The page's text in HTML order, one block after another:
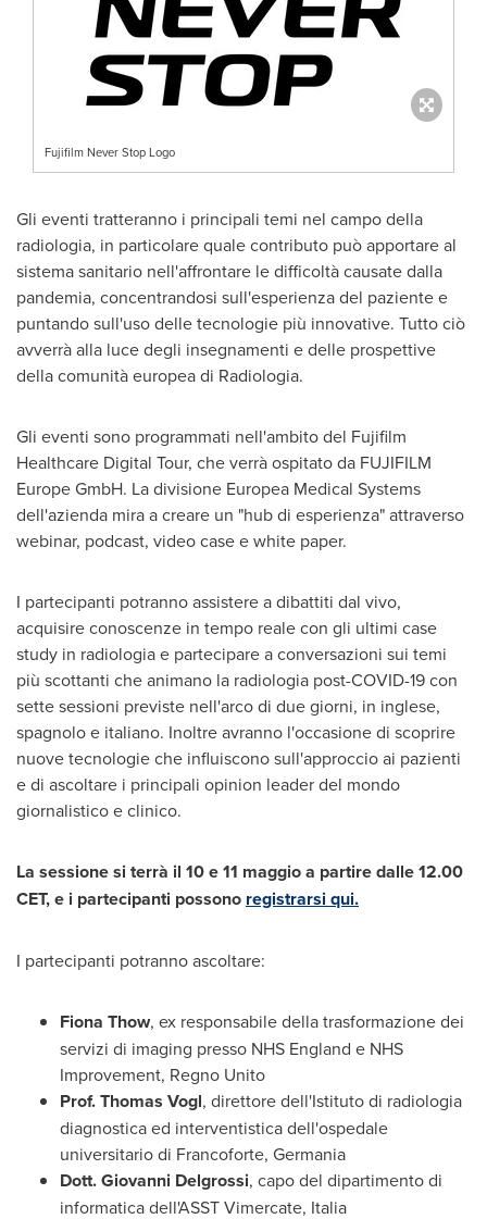
Fujifilm Never Stop Logo
Gli eventi tratteranno i principali temi nel campo della
radiologia, in particolare quale contributo può apportare al
sistema sanitario nell'affrontare le difficoltà causate dalla
pandemia, concentrandosi sull'esperienza del paziente e
puntando sull'uso delle tecnologie più innovative. Tutto ciò
avverrà alla luce degli insegnamenti e delle prospettive
della comunità europea di Radiologia.
Gli eventi sono programmati nell'ambito del Fujifilm
Healthcare Digital Tour, che verrà ospitato da FUJIFILM
Europe GmbH. La divisione Europea Medical Systems
dell'azienda mira a creare un "hub di esperienza" attraverso
webinar, podcast, video case e white paper.
I partecipanti potranno assistere a dibattiti dal vivo,
acquisire conoscenze in tempo reale con gli ultimi case
study in radiologia e partecipare a conversazioni sui temi
più scottanti che animano la radiologia post-COVID-19 con
sette sessioni previste nell'arco di due giorni, in inglese,
spagnolo e italiano. Inoltre avranno l'occasione di scoprire
nuove tecnologie che influiscono sull'approccio ai pazienti
e di ascoltare i principali opinion leader del mondo
giornalistico e clinico.
La sessione si terrà il 10 e 11 maggio a partire dalle 12.00
CET, e i partecipanti possono registrarsi qui.
I partecipanti potranno ascoltare:
Fiona Thow, ex responsabile della trasformazione dei
servizi di imaging presso NHS England e NHS
Improvement, Regno Unito
Prof.Thomas Vogl, direttore dell'Istituto di radiologia
diagnostica ed interventistica dell'ospedale
universitario di Francoforte, Germania
Dott. Giovanni Delgrossi, capo del dipartimento di
informatica dell'ASST Vimercate, Italia